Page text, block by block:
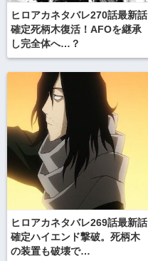
ヒロアカネタバレ270話最新話
確定死柄木復活！AFOを継承
し完全体へ…？
ヒロアカネタバレ269話最新話
確定ハイエンド撃破。死柄木
の装置も破壊で…